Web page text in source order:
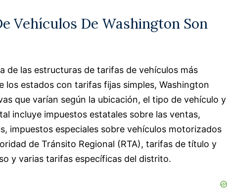
Vehículos De Washington Son
de las estructuras de tarifas de vehículos más
los estados con tarifas fijas simples, Washington
que varían según la ubicación, el tipo de vehículo y
incluye impuestos estatales sobre las ventas,
impuestos especiales sobre vehículos motorizados
de Tránsito Regional (RTA), tarifas de título y
y varias tarifas específicas del distrito.